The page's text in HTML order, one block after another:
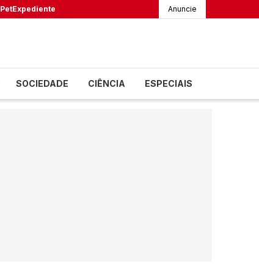
PetExpediente Anuncie
SOCIEDADE CIÊNCIA ESPECIAIS